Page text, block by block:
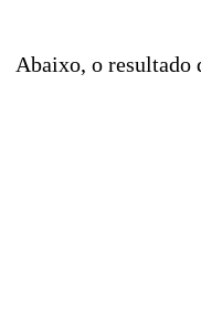
Abaixo, o resultado